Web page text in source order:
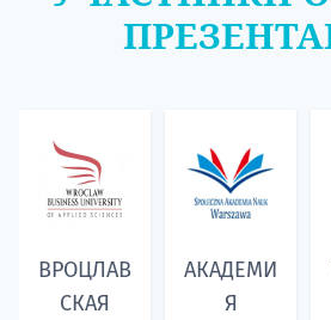
ВРОЦЛАВ
СКАЯ
АКАДЕМИ
Я